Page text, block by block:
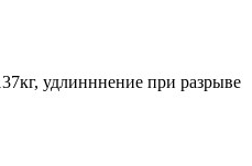
удлинннение при разрыве